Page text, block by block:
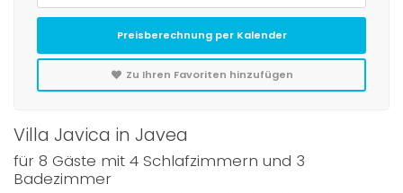
Villa Javica in Javea
für 8 Gäste mit 4 Schlafzimmern und 3
Badezimmer
Preisberechnung per Kalender
Zu Ihren Favoriten hinzufügen